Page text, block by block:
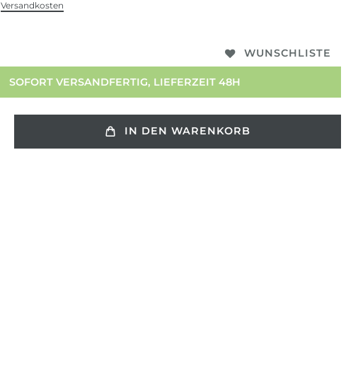
Versandkosten
WUNSCHLISTE
SOFORT VERSANDFERTIG, LIEFERZEIT 48H
IN DEN WARENKORB